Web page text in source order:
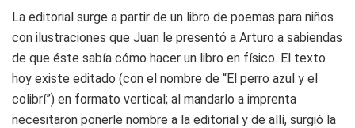
La editorial surge a partir de un libro de poemas para niños
con ilustraciones que Juan le presentó a Arturo a sabiendas
de que éste sabía cómo hacer un libro en físico. El texto
hoy existe editado (con el nombre de “El perro azul y el
colibrí”) en formato vertical; al mandarlo a imprenta
necesitaron ponerle nombre a la editorial y de allí, surgió la